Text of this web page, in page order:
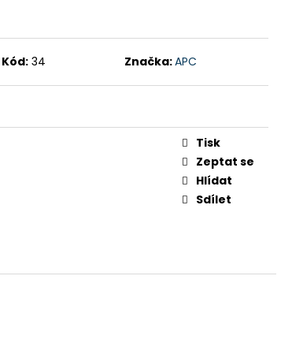
Kód: 34 Značka:APC
Tisk
Zeptat se
Hlídat
Sdílet